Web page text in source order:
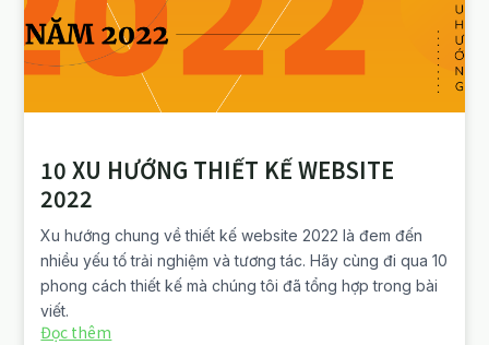
10 XU HƯỚNG THIẾT KẾ WEBSITE
2022
Xu hướng chung về thiết kế website 2022 là đem đến
nhiều yếu tố trải nghiệm và tương tác. Hãy cùng đi qua 10
phong cách thiết kế mà chúng tôi đã tổng hợp trong bài
viết.
Đọc thêm